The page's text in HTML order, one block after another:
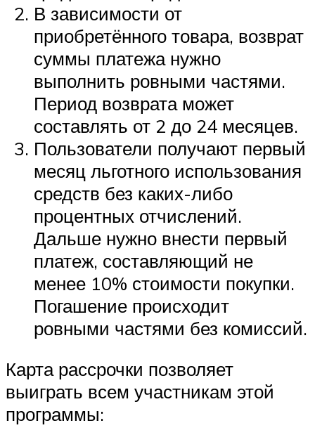
В зависимости от
приобретённого товара, возврат
суммы платежа нужно
выполнить ровными частями.
Период возврата может
составлять от 2 до 24 месяцев.
Пользователи получают первый
месяц льготного использования
средств без каких-либо
процентных отчислений.
Дальше нужно внести первый
платеж, составляющий не
менее 10% стоимости покупки.
Погашение происходит
ровными частями без комиссий.
Карта рассрочки позволяет
выиграть всем участникам этой
программы: